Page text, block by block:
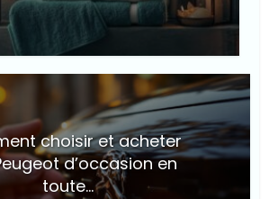
choisir et acheter
d’occasion en
toute...